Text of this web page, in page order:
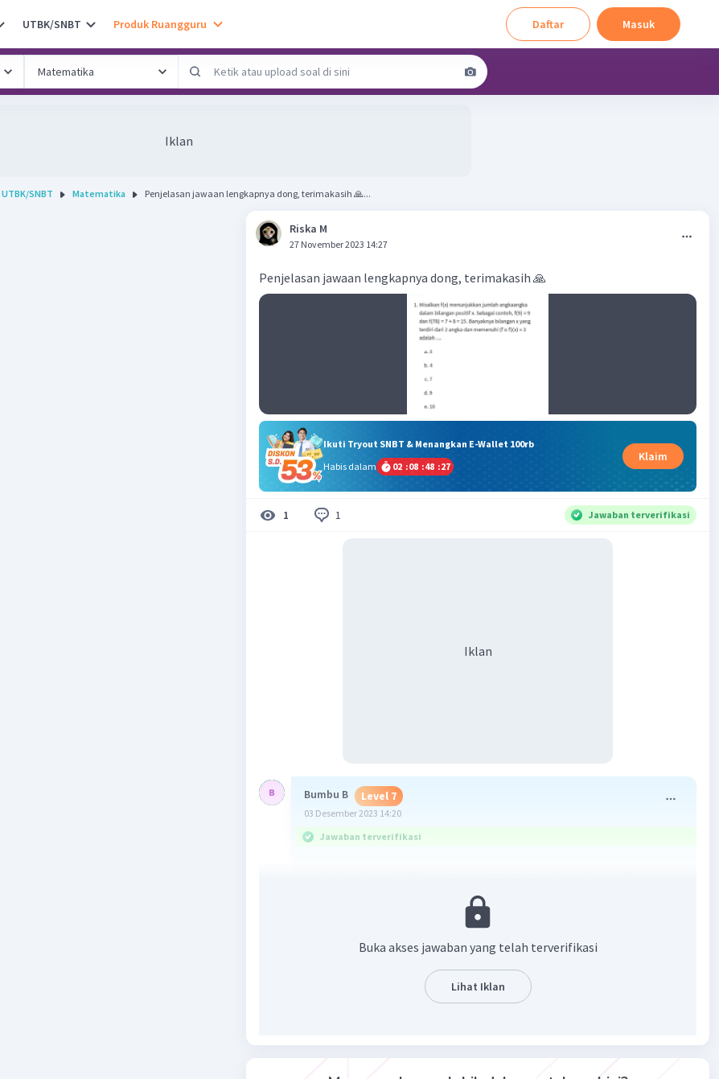
UTBK/SNBT Produk Ruangguru Daftar Masuk
Iklan
UTBK/SNBT Matematika Penjelasan jawaan lengkapnya dong, terimakasih 🙏...
Riska M
27 November 2023 14:27
Penjelasan jawaan lengkapnya dong, terimakasih 🙏
Ikuti Tryout SNBT & Menangkan E-Wallet 100rb
Habis dalam
02 :08 :48 :27
Klaim
1 1 Jawaban terverifikasi
Iklan
Bumbu B Level 7
03 Desember 2023 14:20
Jawaban terverifikasi
Beri Rating
Buka akses jawaban yang telah terverifikasi
Lihat Iklan